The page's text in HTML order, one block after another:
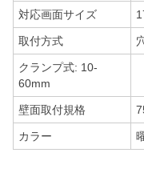
対応画面サイズ
取付方式
クランプ式: 10-
60mm
壁面取付規格
カラー